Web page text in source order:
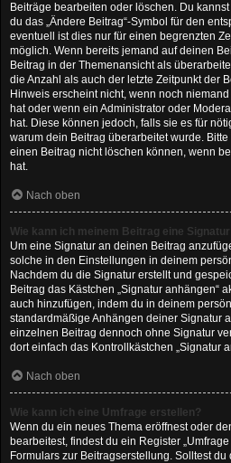
Beiträge bearbeiten oder löschen. Du
du das „Ändere Beitrag“-Symbol für den
eventuell ist dies nur für einen begrenzten
möglich. Wenn bereits jemand auf deinen
Beitrag in der Themenansicht als
die Anzahl als auch der letzte Zeitpunkt der
Hinweis erscheint nicht, wenn noch
hat oder wenn ein Administrator oder
hat. Diese können jedoch, falls sie es für
warum dein Beitrag überarbeitet wurde.
einen Beitrag nicht löschen können, wenn
hat.
Nach oben
Wie kann ich meinem Beitrag eine
Um eine Signatur an deinen Beitrag
solche in den Einstellungen in deinem
Nachdem du die Signatur erstellt und
Beitrag das Kästchen „Signatur anhängen“
auch hinzufügen, indem du in deinem
standardmäßige Anhängen deiner Signatur
einzelnen Beitrag dennoch ohne Signatur
dort einfach das Kontrollkästchen „Signatur
Nach oben
Wie kann ich eine Umfrage erstellen?
Wenn du ein neues Thema eröffnest oder
bearbeitest, findest du ein Register
Formulars zur Beitragserstellung. Solltest